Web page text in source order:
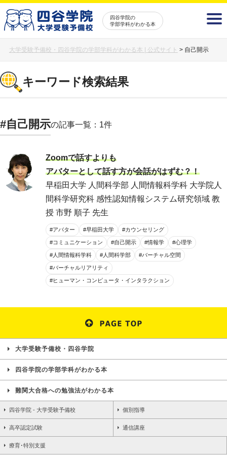
四谷学院の
学部学科がわかる本
大学受験予備校・四谷学院の学部学科がわかる本 | 公式サイト > 自己開示
キーワード検索結果
#自己開示の記事一覧：1件
Zoomで話すよりも
アバターとして話す方が会話がはずむ？！
早稲田大学 人間科学部 人間情報科学科 大学院人
間科学研究科 感性認知情報システム研究領域 教
授 市野 順子 先生
#アバター #早稲田大学 #カウンセリング
#コミュニケーション #自己開示 #情報学 #心理学
#人間情報科学科 #人間科学部 #バーチャル空間
#バーチャルリアリティ
#ヒューマン・コンピュータ・インタラクション
大学受験予備校・四谷学院
四谷学院の学部学科がわかる本
難関大合格への勉強法がわかる本
四谷学院 - 大学受験予備校 個別指導
高卒認定試験 通信講座
療育･特別支援